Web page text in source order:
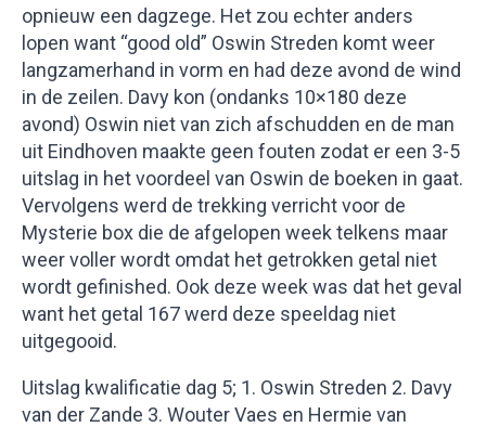
opnieuw een dagzege. Het zou echter anders
lopen want “good old” Oswin Streden komt weer
langzamerhand in vorm en had deze avond de wind
in de zeilen. Davy kon (ondanks 10×180 deze
avond) Oswin niet van zich afschudden en de man
uit Eindhoven maakte geen fouten zodat er een 3-5
uitslag in het voordeel van Oswin de boeken in gaat.
Vervolgens werd de trekking verricht voor de
Mysterie box die de afgelopen week telkens maar
weer voller wordt omdat het getrokken getal niet
wordt gefinished. Ook deze week was dat het geval
want het getal 167 werd deze speeldag niet
uitgegooid.
Uitslag kwalificatie dag 5; 1. Oswin Streden 2. Davy
van der Zande 3. Wouter Vaes en Hermie van